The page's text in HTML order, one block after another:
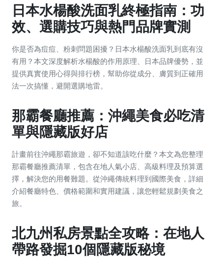
日本水楊酸洗面乳終極指南：功
效、選購技巧與熱門品牌實測
你是否為痘痘、粉刺問題困擾？日本水楊酸洗面乳到底有沒
有用？本文深度解析水楊酸的作用原理、日本品牌優勢，並
提供真實使用心得與排行榜，幫助你從成分、膚質到正確用
法一次搞懂，避開選購地雷。
那霸餐廳推薦：沖繩美食必吃清
單與隱藏版好店
計畫前往沖繩那霸旅遊，卻不知道該吃什麼？本文為您整理
那霸餐廳推薦清單，包含在地人氣小店、高級料理及預算選
擇，解決您的用餐難題。從沖繩傳統料理到國際美食，詳細
介紹餐廳特色、價格範圍和實用建議，讓您輕鬆規劃美食之
旅。
北九州私房景點全攻略：在地人
帶路發掘10個隱藏版秘境